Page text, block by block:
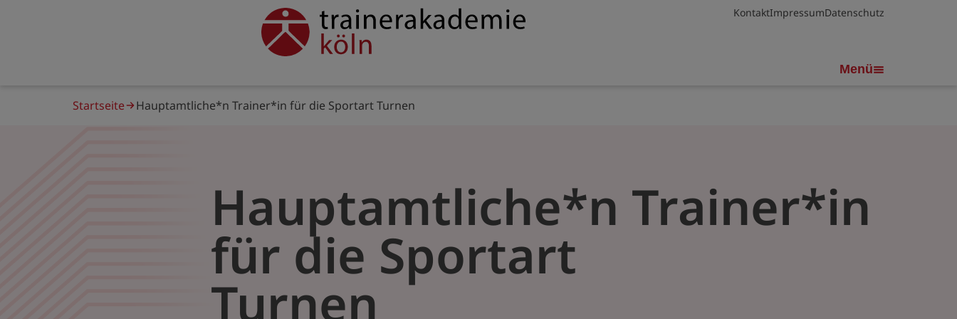
Service
navigation
KontaktImpressumDatenschutz
trainerakademie
Menü
Startseite Hauptamtliche*n Trainer*in für die Sportart Turnen
Hauptamtliche*n Trainer*in
für die Sportart
Turnen